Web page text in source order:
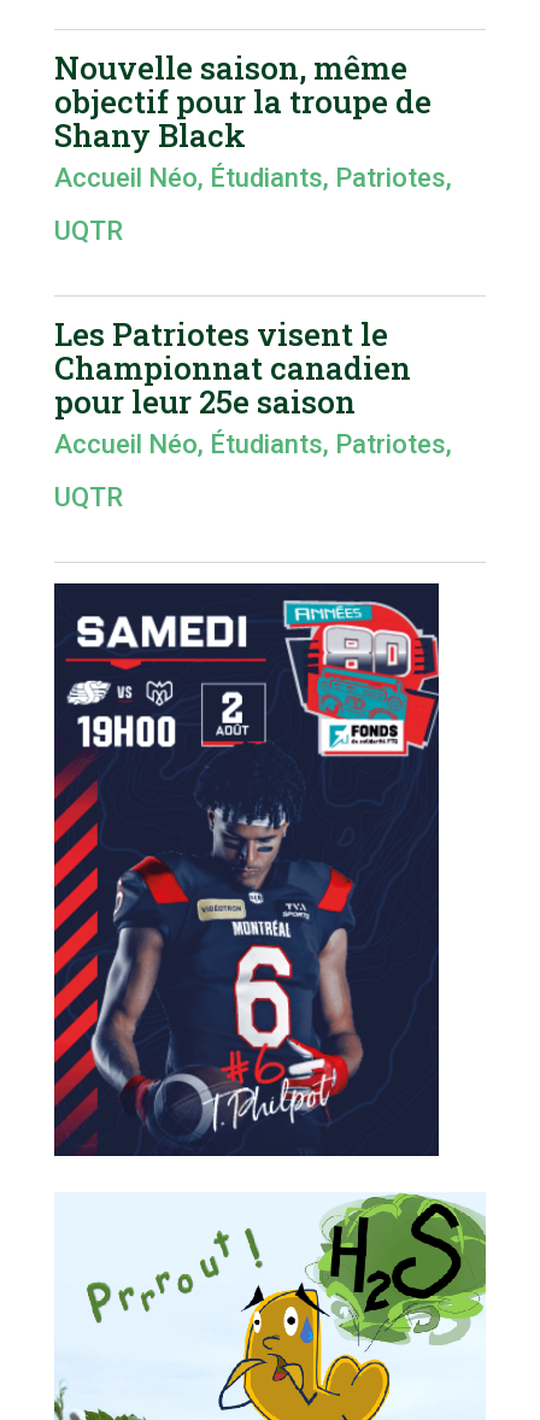
Nouvelle saison, même
objectif pour la troupe de
Shany Black
Accueil Néo, Étudiants, Patriotes,
UQTR
Les Patriotes visent le
Championnat canadien
pour leur 25e saison
Accueil Néo, Étudiants, Patriotes,
UQTR